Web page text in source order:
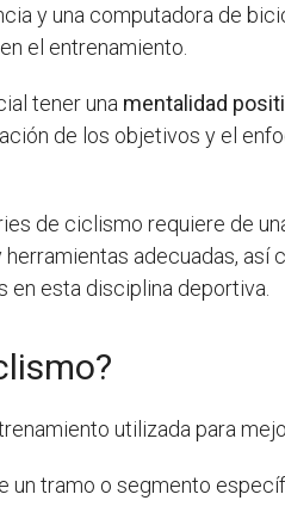
y una computadora de
el entrenamiento.
tener una mentalidad
de los objetivos y el
de ciclismo requiere de
adecuadas,
esta disciplina deportiva.
utilizada para
un tramo o segmento